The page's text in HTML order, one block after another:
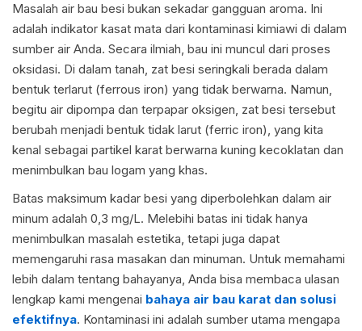
Masalah air bau besi bukan sekadar gangguan aroma. Ini
adalah indikator kasat mata dari kontaminasi kimiawi di dalam
sumber air Anda. Secara ilmiah, bau ini muncul dari proses
oksidasi. Di dalam tanah, zat besi seringkali berada dalam
bentuk terlarut (ferrous iron) yang tidak berwarna. Namun,
begitu air dipompa dan terpapar oksigen, zat besi tersebut
berubah menjadi bentuk tidak larut (ferric iron), yang kita
kenal sebagai partikel karat berwarna kuning kecoklatan dan
menimbulkan bau logam yang khas.
Batas maksimum kadar besi yang diperbolehkan dalam air
minum adalah 0,3 mg/L. Melebihi batas ini tidak hanya
menimbulkan masalah estetika, tetapi juga dapat
memengaruhi rasa masakan dan minuman. Untuk memahami
lebih dalam tentang bahayanya, Anda bisa membaca ulasan
lengkap kami mengenai bahaya air bau karat dan solusi
efektifnya. Kontaminasi ini adalah sumber utama mengapa